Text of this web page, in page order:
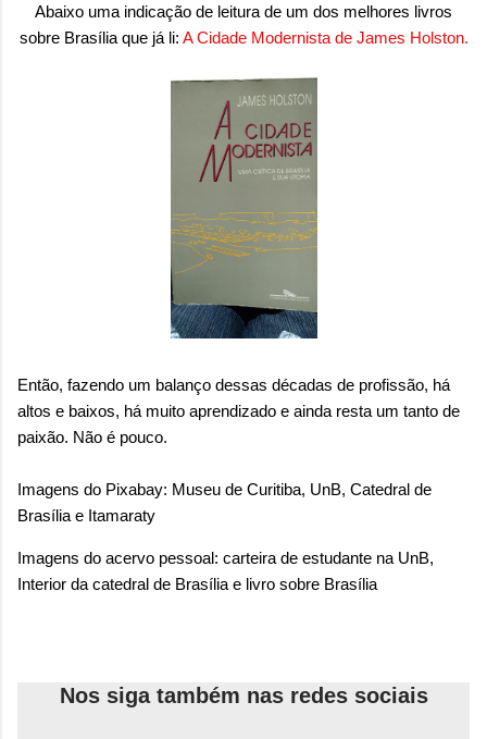
Abaixo uma indicação de leitura de um dos melhores livros
sobre Brasília que já li: A Cidade Modernista de James Holston.
Então, fazendo um balanço dessas décadas de profissão, há
altos e baixos, há muito aprendizado e ainda resta um tanto de
paixão. Não é pouco.
Imagens do Pixabay: Museu de Curitiba, UnB, Catedral de
Brasília e Itamaraty
Imagens do acervo pessoal: carteira de estudante na UnB,
Interior da catedral de Brasília e livro sobre Brasília
Nos siga também nas redes sociais